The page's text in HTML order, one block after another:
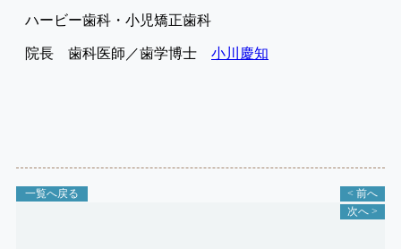
ハービー歯科・小児矯正歯科
院長 歯科医師／歯学博士 小川慶知
一覧へ戻る
< 前へ
次へ >